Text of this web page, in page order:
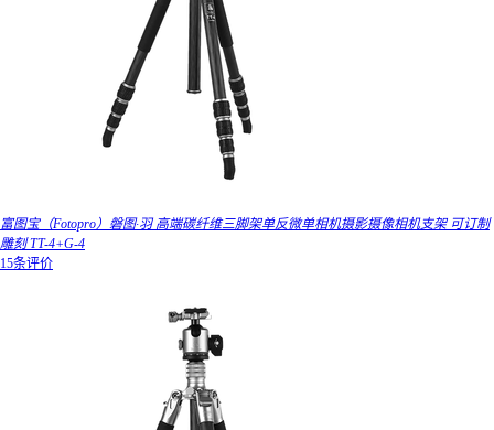
富图宝（Fotopro）磐图·羽 高端碳纤维三脚架单反微单相机摄影摄像相机支架 可订制
雕刻 TT-4+G-4
15条评价